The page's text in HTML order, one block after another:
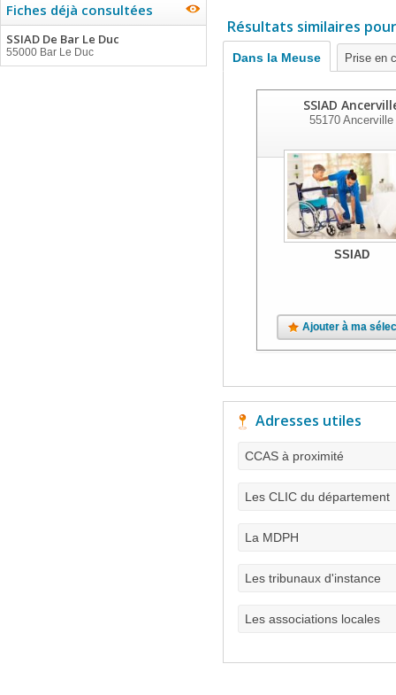
Fiches déjà consultées
SSIAD De Bar Le Duc
55000 Bar Le Duc
Résultats similaires
Dans la Meuse Prise en
SSIAD
55170 Ancerville
SSIAD
Ajouter à ma
Adresses utiles
CCAS à proximité
Les CLIC du département
La MDPH
Les tribunaux d'instance
Les associations locales